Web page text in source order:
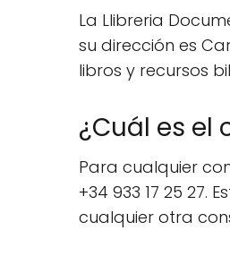
La Llibreria
su dirección es
libros y recursos
¿Cuál es el
Para cualquier
+34 933 17 25
cualquier otra